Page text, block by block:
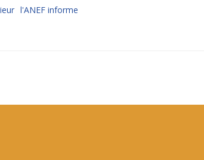
l'ANEF informe